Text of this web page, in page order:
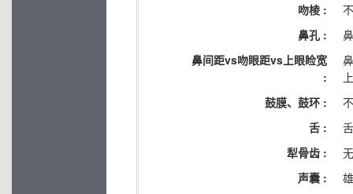
吻棱 :
鼻孔 :
鼻间距vs吻眼距vs上眼睑宽
:
鼓膜、鼓环 :
舌 :
犁骨齿 :
声囊 :